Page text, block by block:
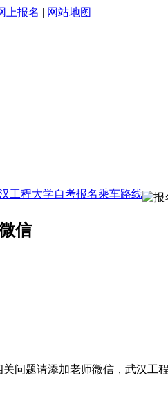
上报名 | 网站地图
信
关问题请添加老师微信，武汉工